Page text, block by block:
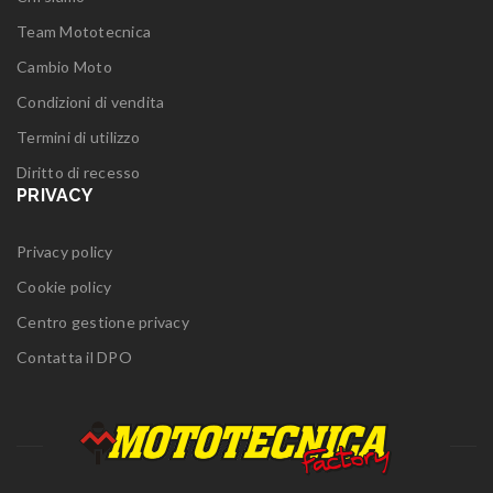
Team Mototecnica
Cambio Moto
Condizioni di vendita
Termini di utilizzo
Diritto di recesso
PRIVACY
Privacy policy
Cookie policy
Centro gestione privacy
Contatta il DPO